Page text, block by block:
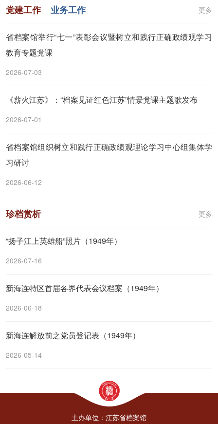
党建工作 业务工作 更多
省档案馆举行“七一”表彰会议暨树立和践行正确政绩观学习
教育专题党课
2026-07-03
《薪火江苏》：“档案见证红色江苏”情景党课主题歌发布
2026-07-01
省档案馆组织树立和践行正确政绩观理论学习中心组集体学
习研讨
2026-06-12
珍档赏析 更多
“扬子江上英雄船”照片（1949年）
2026-07-16
新海连特区首届各界代表会议档案（1949年）
2026-06-18
新海连解放前之党员登记表（1949年）
2026-05-14
主办单位：江苏省档案馆